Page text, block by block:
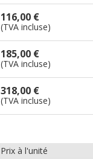
116,00 €
(TVA incluse)
185,00 €
(TVA incluse)
318,00 €
(TVA incluse)
Prix à l'unité